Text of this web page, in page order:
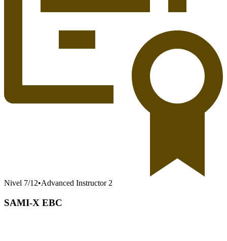
Nivel 7/12•Advanced Instructor 2
SAMI-X EBC